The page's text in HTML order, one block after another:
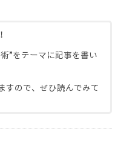
”をテーマに記事を書い
すので、ぜひ読んでみて